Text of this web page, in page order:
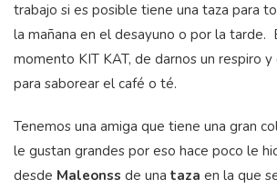
trabajo si es posible tiene una taza para
la mañana en el desayuno o por la tarde.
momento KIT KAT, de darnos un respiro
para saborear el café o té.
Tenemos una amiga que tiene una gran
le gustan grandes por eso hace poco le
desde Maleonss de una taza en la que